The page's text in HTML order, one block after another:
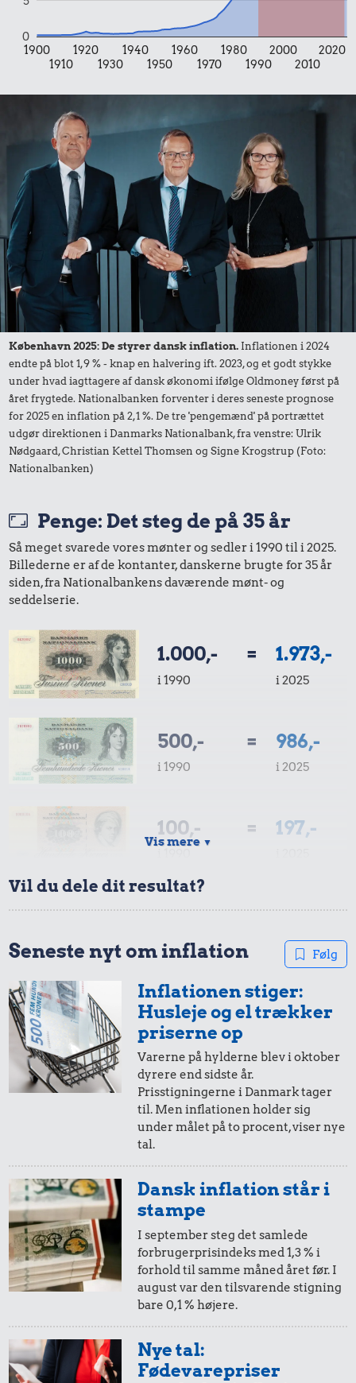
flæskesvær
10 kr.
Samlet pris i 2025
Udvalgte varer fra danskernes indkøbskurv gennem tiderne.
Priser i nutidskroner er estimeret af Oldmoney. Priser i
datidskroner er på baggrund af forbrugerprisindekset fra
Danmarks Statistik.
1900
1910
1920
1930
1940
1950
1960
1970
1980
1990
2000
2010
2020
0
København 2025: De styrer dansk inflation. Inflationen i 2024
endte på blot 1,9 % - knap en halvering ift. 2023, og et godt stykke
under hvad iagttagere af dansk økonomi ifølge Oldmoney først på
året frygtede. Nationalbanken forventer i deres seneste prognose
for 2025 en inflation på 2,1 %. De tre 'pengemænd' på portrættet
udgør direktionen i Danmarks Nationalbank, fra venstre: Ulrik
Nødgaard, Christian Kettel Thomsen og Signe Krogstrup (Foto:
Nationalbanken)
Penge: Det steg de på 35 år
Så meget svarede vores mønter og sedler i 1990 til i 2025.
Billederne er af de kontanter, danskerne brugte for 35 år
siden, fra Nationalbankens daværende mønt- og
seddelserie.
1.000,-
i 1990
= 1.973,-
i 2025
500,-
i 1990
= 986,-
i 2025
100,- = 197,-
50,-
i 1990
= 99,-
i 2025
20,-
i 1990
= 39,-
10,-
i 1990
= 20,-
i 2025
10,-
50 øre
i 1990
= 0,99,-
i 2025
25 øre
i 1990 i 2025
Vis mere ▼
Vil du dele dit resultat?
Seneste nyt om inflation Følg
Inflationen stiger:
Husleje og el trækker
priserne op
Varerne på hylderne blev i oktober
dyrere end sidste år.
Prisstigningerne i Danmark tager
til. Men inflationen holder sig
under målet på to procent, viser nye
tal.
Dansk inflation står i
stampe
I september steg det samlede
forbrugerprisindeks med 1,3 % i
forhold til samme måned året før. I
august var den tilsvarende stigning
bare 0,1 % højere.
Nye tal:
Fødevarepriser